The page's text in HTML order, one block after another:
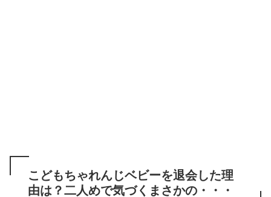
こどもちゃれんじベビーを退会した理
由は？二人めで気づくまさかの・・・